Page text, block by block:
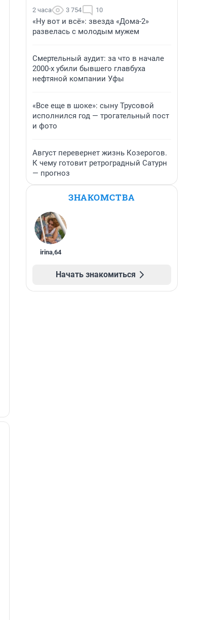
2 часа 3 754 10
«Ну вот и всё»: звезда «Дома-2»
развелась с молодым мужем
Смертельный аудит: за что в начале
2000-х убили бывшего главбуха
нефтяной компании Уфы
«Все еще в шоке»: сыну Трусовой
исполнился год — трогательный пост
и фото
Август перевернет жизнь Козерогов.
К чему готовит ретроградный Сатурн
— прогноз
ЗНАКОМСТВА
irina,64
Начать знакомиться